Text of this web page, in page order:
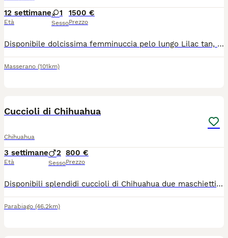
12 settimane
Età
1
Sesso
1500 €
Prezzo
Disponibile dolcissima femminuccia pelo lungo Lilac tan, colore molto amato e ricercato. La piccola cresce in ambiente familiare amorevole a contatto con bambini e altri animali. Ben socializzata. Se interessati per tutte le info in privato.
Masserano (101km)
Cuccioli di Chihuahua
Chihuahua
3 settimane
Età
2
Sesso
800 €
Prezzo
Disponibili splendidi cuccioli di Chihuahua due maschietti, genitori visibili in quanto di nostra proprietà, verranno ceduti con microchip, visita veterinaria e primo vaccino. Disponibili dal 14 /09
Parabiago (46.2km)